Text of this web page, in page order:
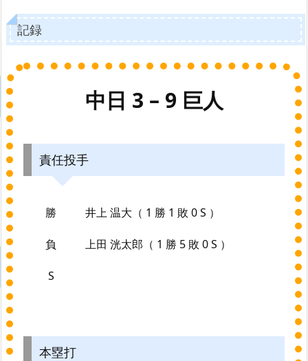
記録
中日 3 – 9 巨人
責任投手
勝 井上 温大（ 1 勝 1 敗 0 S ）
負 上田 洸太郎（ 1 勝 5 敗 0 S ）
S
本塁打